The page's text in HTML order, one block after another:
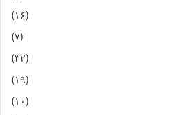
(۱۶)
(۷)
(۳۲)
(۱۹)
(۱۰)